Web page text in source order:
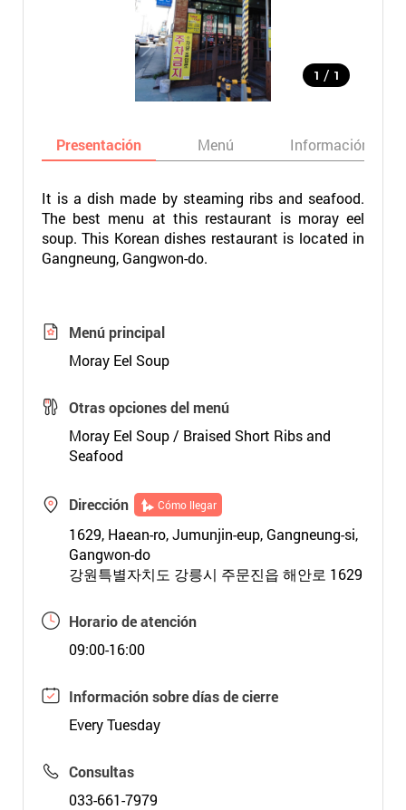
1 / 1
Presentación Menú Información
It is a dish made by steaming ribs and seafood.
The best menu at this restaurant is moray eel
soup. This Korean dishes restaurant is located in
Gangneung, Gangwon-do.
Menú principal
Moray Eel Soup
Otras opciones del menú
Moray Eel Soup / Braised Short Ribs and
Seafood
Dirección Cómo llegar
1629, Haean-ro, Jumunjin-eup, Gangneung-si,
Gangwon-do
강원특별자치도 강릉시 주문진읍 해안로 1629
Horario de atención
09:00-16:00
Información sobre días de cierre
Every Tuesday
Consultas
033-661-7979